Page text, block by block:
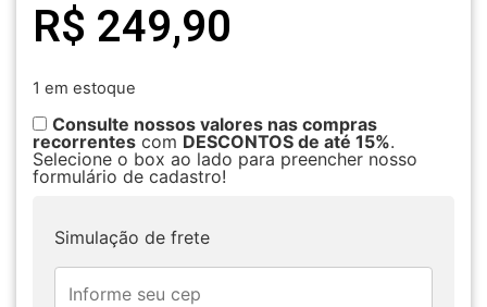
R$ 249,90
1 em estoque
Consulte nossos valores nas compras
recorrentes com DESCONTOS de até 15%.
Selecione o box ao lado para preencher nosso
formulário de cadastro!
Simulação de frete